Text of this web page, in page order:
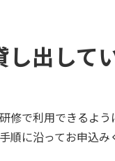
し出して
で利用できるよう
に沿ってお申込み